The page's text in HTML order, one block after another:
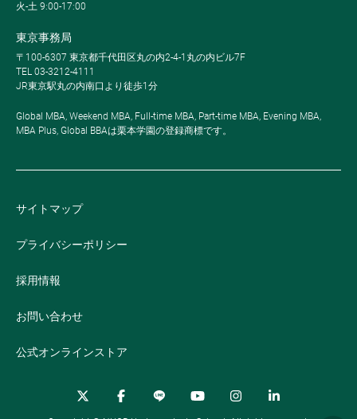
火-土 9:00-17:00
東京事務局
〒100-6307 東京都千代田区丸の内2-4-1丸の内ビル7F
TEL 03-3212-4111
JR東京駅丸の内南口より徒歩1分
Global MBA, Weekend MBA, Full-time MBA, Part-time MBA, Evening MBA,
MBA Plus, Global BBAは栗本学園の登録商標です。
サイトマップ
プライバシーポリシー
採用情報
お問い合わせ
公式オンラインストア